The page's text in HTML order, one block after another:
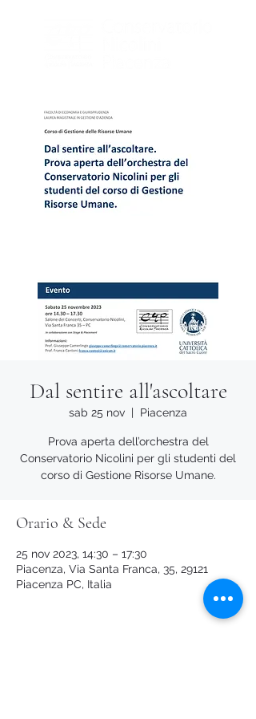
Dal sentire all'ascoltare
sab 25 nov
  |
Piacenza
Prova aperta dell’orchestra del
Conservatorio Nicolini per gli studenti del
corso di Gestione Risorse Umane.
Orario & Sede
25 nov 2023, 14:30 – 17:30
Piacenza, Via Santa Franca, 35, 29121
Piacenza PC, Italia